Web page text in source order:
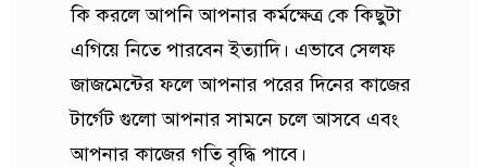
কি করলে আপনি আপনার কর্মক্ষেত্র কে কিছুটা
এগিয়ে নিতে পারবেন ইত্যাদি। এভাবে সেলফ
জাজমেন্টের ফলে আপনার পরের দিনের কাজের
টার্গেট গুলো আপনার সামনে চলে আসবে এবং
আপনার কাজের গতি বৃদ্ধি পাবে।